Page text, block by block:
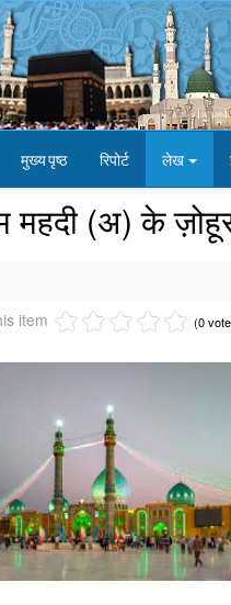
मुख्य पृष्ठ रिपोर्ट लेख
महदी (अ) के
item (0